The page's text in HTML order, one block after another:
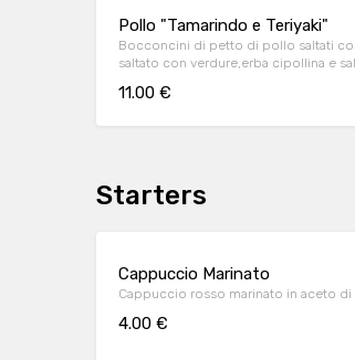
Pollo "Tamarindo e Teriyaki"
Bocconcini di petto di pollo saltati
saltato con verdure,erba cipollina e
11.00 €
Starters
Cappuccio Marinato
Cappuccio rosso marinato in aceto di
4.00 €